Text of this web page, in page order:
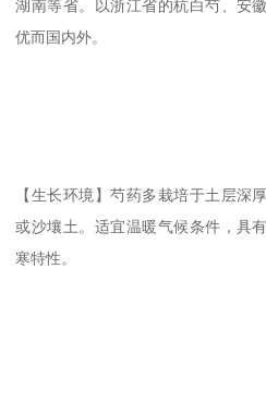
湖南等省。以浙江省的杭白芍、安
优而国内外。
【生长环境】芍药多栽培于土层深
或沙壤土。适宜温暖气候条件，具
寒特性。